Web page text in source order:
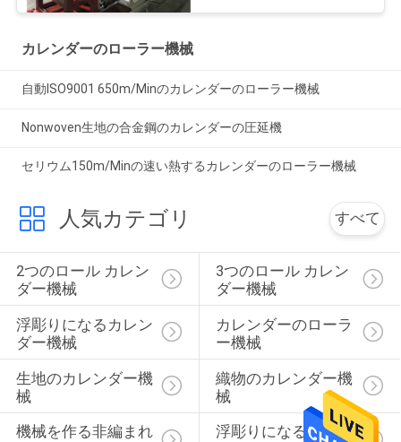
カレンダーのローラー機械
自動ISO9001 650m/Minのカレンダーのローラー機械
Nonwoven生地の合金鋼のカレンダーの圧延機
セリウム150m/Minの速い熱するカレンダーのローラー機械
人気カテゴリ すべて
2つのロール カレン
ダー機械
3つのロール カレン
ダー機械
浮彫りになるカレン
ダー機械
カレンダーのローラ
ー機械
生地のカレンダー機
械
織物のカレンダー機
械
機械を作る非編まれ
浮彫りになるローラ